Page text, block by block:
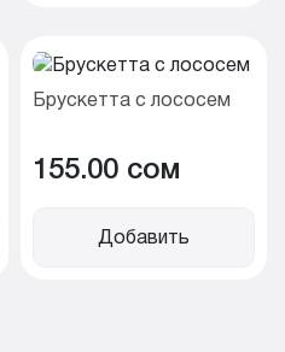
Брускетта с лососем
155.00 cом
Добавить